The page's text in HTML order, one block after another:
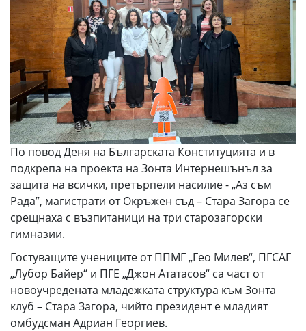
По повод Деня на Българската Конституцията и в
подкрепа на проекта на Зонта Интернешънъл за
защита на всички, претърпели насилие - „Аз съм
Рада”, магистрати от Окръжен съд – Стара Загора се
срещнаха с възпитаници на три старозагорски
гимназии.
Гостуващите учениците от ППМГ „Гео Милев“, ПГСАГ
„Лубор Байер“ и ПГЕ „Джон Ататасов“ са част от
новоучредената младежката структура към Зонта
клуб – Стара Загора, чийто президент е младият
омбудсман Адриан Георгиев.